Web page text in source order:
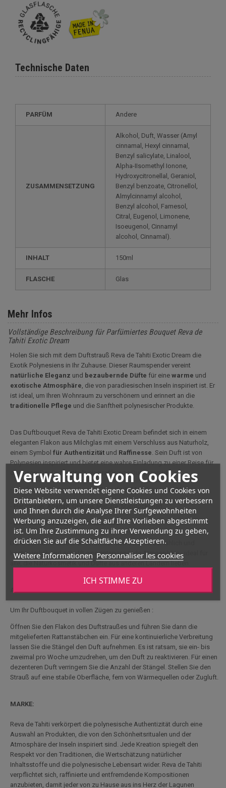
Verwaltung von Cookies
Diese Website verwendet eigene Cookies und Cookies von
Drittanbietern, um unsere Dienstleistungen zu verbessern
und Ihnen durch die Analyse Ihrer Surfgewohnheiten
Werbung anzuzeigen, die auf Ihre Vorlieben abgestimmt
ist. Um Ihre Zustimmung zu ihrer Verwendung zu geben,
drücken Sie auf die Schaltfläche Akzeptieren.
Weitere Informationen Personnaliser les cookies
ICH STIMME ZU
Technische Daten
PARFÜM Andere
ZUSAMMENSETZUNG
Alkohol, Duft, Wasser (Amyl
cinnamal, Hexyl cinnamal,
Benzyl salicylate, Linalool,
Alpha-IIsomethyl Ionone,
Hydroxycitronellal, Geraniol,
Benzyl benzoate, Citronellol,
Almylcinnamyl alcohol,
Benzyl alcohol, Famesol,
Citral, Eugenol, Limonene,
Isoeugenol, Cinnamyl
alcohol, Cinnamal).
INHALT 150ml
FLASCHE Glas
Mehr Infos
Vollständige Beschreibung für Parfümiertes Bouquet Reva de
Tahiti Exotic Dream
Holen Sie sich mit dem Duftstrauß Reva de Tahiti Exotic Dream die
Exotik Polynesiens in Ihr Zuhause. Dieser Raumspender vereint
natürliche Eleganz und bezaubernde Düfte für eine warme und
exotische Atmosphäre , die von paradiesischen Inseln inspiriert ist. Er
ist ideal, um Ihren Wohnraum zu verschönern und erinnert an die
traditionelle Pflege und die Sanftheit polynesischer Produkte.
Das Duftbouquet Reva de Tahiti Exotic Dream befindet sich in einem
eleganten Flakon aus Milchglas mit einem Verschluss aus Naturholz,
einem Symbol für Authentizität und Raffinesse . Sein Duft ist von
Polynesien inspiriert und bietet eine wahre Einladung zu einer Reise für
die Sinne. Der Duft enthüllt eine raffinierte Duftpyramide:
- Kopfnoten: Exotische Frucht, Grapefruit, Mandarine und Mango.
- Herznoten: Ananas, Orange, Melone, Maiglöckchen
- Basisnote: Pfirsich, Kokosnuss, Musk
Dank der Rattanstäbchen verbreitet sich der Duft allmählich und
kontinuierlich und schafft eine entspannende Atmosphäre - ideal für
alle, die Naturkosmetik und Düfte aus anderen Ländern lieben.
Um Ihr Duftbouquet in vollen Zügen zu genießen :
Öffnen Sie den Flakon des Duftstraußes und führen Sie dann die
mitgelieferten Rattanstäbchen ein. Für eine kontinuierliche Verbreitung
lassen Sie die Stängel den Duft aufnehmen. Es ist ratsam, sie ein- bis
zweimal pro Woche umzudrehen, um den Duft zu reaktivieren. Für einen
dezenteren Duft verringern Sie die Anzahl der Stängel. Stellen Sie den
Strauß auf eine stabile Oberfläche, fern von Wärmequellen oder Zugluft.
MARKE:
Reva de Tahiti verkörpert die polynesische Authentizität durch eine
Auswahl an Produkten, die von den Schönheitsritualen und der
Atmosphäre der Inseln inspiriert sind. Jede Kreation spiegelt den
Respekt vor den Traditionen, die Wertschätzung natürlicher
Inhaltsstoffe und die polynesische Lebensart wider. Reva de Tahiti
verpflichtet sich, raffinierte und entfremdende Kompositionen
anzubieten, damit jeder von zu Hause aus ins Herz der Lagunen